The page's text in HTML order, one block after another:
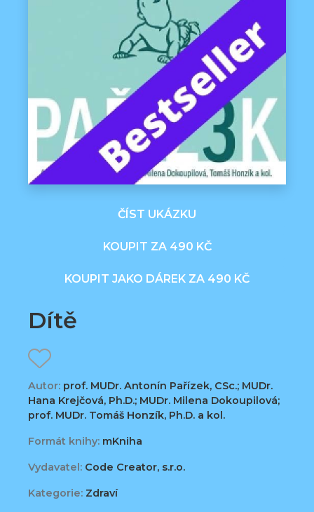
ČÍST UKÁZKU
KOUPIT ZA 490 KČ
KOUPIT JAKO DÁREK ZA 490 KČ
Dítě
Autor: prof. MUDr. Antonín Pařízek, CSc.; MUDr.
Hana Krejčová, Ph.D.; MUDr. Milena Dokoupilová;
prof. MUDr. Tomáš Honzík, Ph.D. a kol.
Formát knihy: mKniha
Vydavatel: Code Creator, s.r.o.
Kategorie: Zdraví